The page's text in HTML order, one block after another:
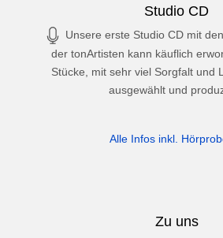
Studio CD
Unsere erste Studio CD mit
der tonArtisten kann käuflich
Stücke, mit sehr viel Sorgfalt und
ausgewählt und
Alle Infos inkl.
Zu uns